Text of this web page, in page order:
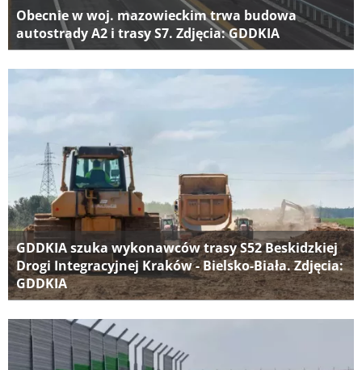
Obecnie w woj. mazowieckim trwa budowa
autostrady A2 i trasy S7. Zdjęcia: GDDKIA
GDDKIA szuka wykonawców trasy S52 Beskidzkiej
Drogi Integracyjnej Kraków - Bielsko-Biała. Zdjęcia:
GDDKIA